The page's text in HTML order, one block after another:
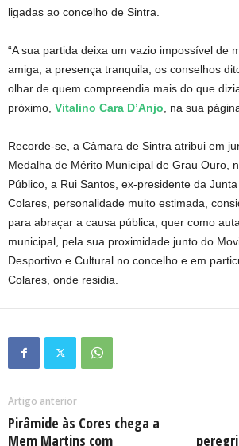
ligadas ao concelho de Sintra.
“A sua partida deixa um vazio impossível de
amiga, a presença tranquila, os conselhos
olhar de quem compreendia mais do que
próximo, Vitalino Cara D’Anjo , na sua
Recorde-se, a Câmara de Sintra atribui em
Medalha de Mérito Municipal de Grau Ouro,
Público, a Rui Santos, ex-presidente da
Colares, personalidade muito estimada,
para abraçar a causa pública, quer como
municipal, pela sua proximidade junto do
Desportivo e Cultural no concelho e em
Colares, onde residia.
Artigo anterior
Pirâmide às Cores chega a
Mem Martins com